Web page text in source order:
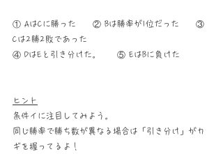
① AはCに勝った　　② Bは勝率が1位だった　　③
Cは2勝2敗であった
④ DはEと引き分けた。　　⑤ EはBに負けた
ヒント
条件イに注目してみよう。
同じ勝率で勝ち数が異なる場合は「引き分け」がカ
ギを握ってるよ！